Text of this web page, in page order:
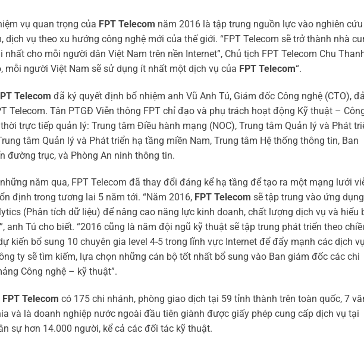
vụ quan trọng của FPT Telecom năm 2016 là tập trung nguồn lực vào nghiên cứu
dịch vụ theo xu hướng công nghệ mới của thế giới. “FPT Telecom sẽ trở thành nhà
cho mỗi người dân Việt Nam trên nền Internet”, Chủ tịch FPT Telecom Chu
mỗi người Việt Nam sẽ sử dụng ít nhất một dịch vụ của FPT Telecom“.
Telecom đã ký quyết định bổ nhiệm anh Vũ Anh Tú, Giám đốc Công nghệ (CTO),
Telecom. Tân PTGĐ Viễn thông FPT chỉ đạo và phụ trách hoạt động Kỹ thuật –
trực tiếp quản lý: Trung tâm Điều hành mạng (NOC), Trung tâm Quản lý và Phát
tâm Quản lý và Phát triển hạ tầng miền Nam, Trung tâm Hệ thống thông tin, Ban
đường trục, và Phòng An ninh thông tin.
năm qua, FPT Telecom đã thay đổi đáng kể hạ tầng để tạo ra một mạng lưới
định trong tương lai 5 năm tới. “Năm 2016, FPT Telecom sẽ tập trung vào ứng dụng
(Phân tích dữ liệu) để nâng cao năng lực kinh doanh, chất lượng dịch vụ và hiểu
anh Tú cho biết. “2016 cũng là năm đội ngũ kỹ thuật sẽ tập trung phát triển theo
kiến bổ sung 10 chuyên gia level 4-5 trong lĩnh vực Internet để đẩy mạnh các dịch vụ
ty sẽ tìm kiếm, lựa chọn những cán bộ tốt nhất bổ sung vào Ban giám đốc các chi
Công nghệ – kỹ thuật”.
FPT Telecom có 175 chi nhánh, phòng giao dịch tại 59 tỉnh thành trên toàn quốc, 7
và là doanh nghiệp nước ngoài đầu tiên giành được giấy phép cung cấp dịch vụ tại
sự hơn 14.000 người, kể cả các đối tác kỹ thuật.